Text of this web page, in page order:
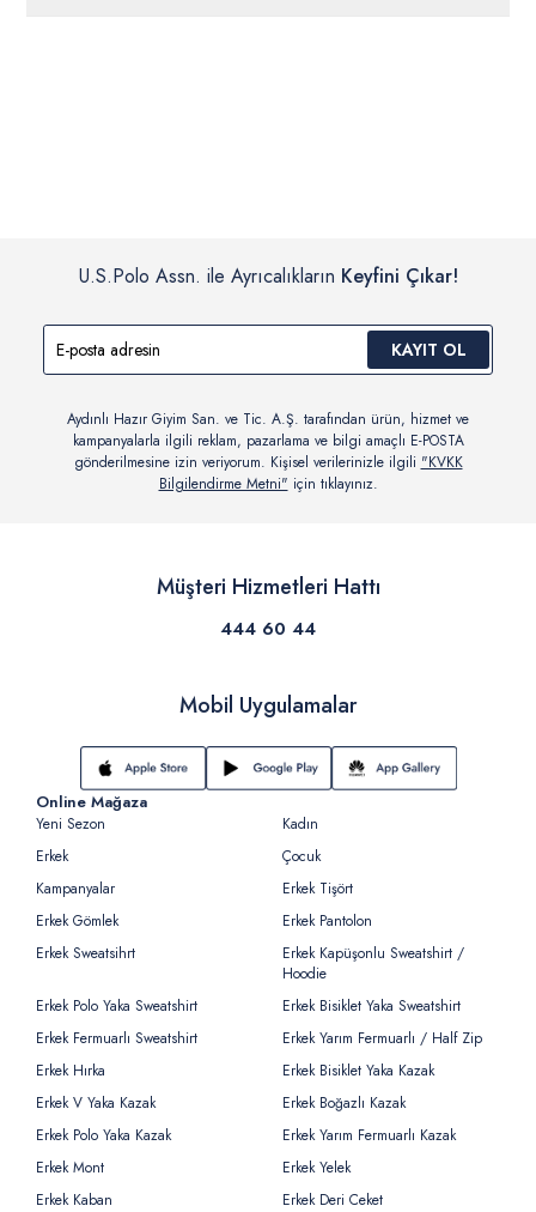
U.S.Polo Assn. ile Ayrıcalıkların Keyfini Çıkar!
KAYIT OL
Aydınlı Hazır Giyim San. ve Tic. A.Ş. tarafından ürün, hizmet ve
kampanyalarla ilgili reklam, pazarlama ve bilgi amaçlı E-POSTA
gönderilmesine izin veriyorum. Kişisel verilerinizle ilgili "KVKK
Bilgilendirme Metni" için tıklayınız.
Müşteri Hizmetleri Hattı
444 60 44
Mobil Uygulamalar
Online Mağaza
Yeni Sezon
Kadın
Erkek
Çocuk
Kampanyalar
Erkek Tişört
Erkek Gömlek
Erkek Pantolon
Erkek Sweatsihrt
Erkek Kapüşonlu Sweatshirt /
Hoodie
Erkek Polo Yaka Sweatshirt
Erkek Bisiklet Yaka Sweatshirt
Erkek Fermuarlı Sweatshirt
Erkek Yarım Fermuarlı / Half Zip
Erkek Hırka
Erkek Bisiklet Yaka Kazak
Erkek V Yaka Kazak
Erkek Boğazlı Kazak
Erkek Polo Yaka Kazak
Erkek Yarım Fermuarlı Kazak
Erkek Mont
Erkek Yelek
Erkek Kaban
Erkek Deri Ceket